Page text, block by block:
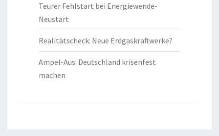
Teurer Fehlstart bei Energiewende-
Neustart
Realitätscheck: Neue Erdgaskraftwerke?
Ampel-Aus: Deutschland krisenfest
machen